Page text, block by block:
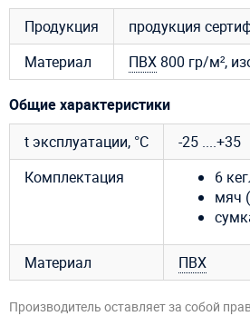
Продукция
продукция
Материал
ПВХ 800 гр/м²,
Общие характеристики
t эксплуатации, °C
-25 ....+35
Комплектация
6
мяч
Материал ПВХ
Производитель оставляет за собой